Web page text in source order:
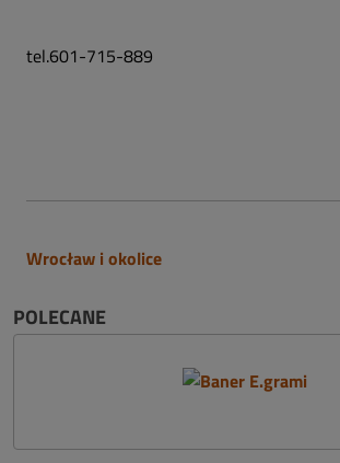
tel.601-715-889
Wrocław i okolice
POLECANE